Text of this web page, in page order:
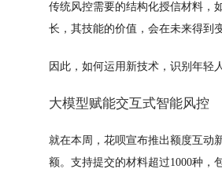
传统风控需要的结构化授信材料，
长，其技能的价值，会在未来得到
因此，如何运用新技术，识别年轻
大模型赋能交互式智能风控
就在本周，花呗宣布推出额度互动
额。支持提交的材料超过1000种，